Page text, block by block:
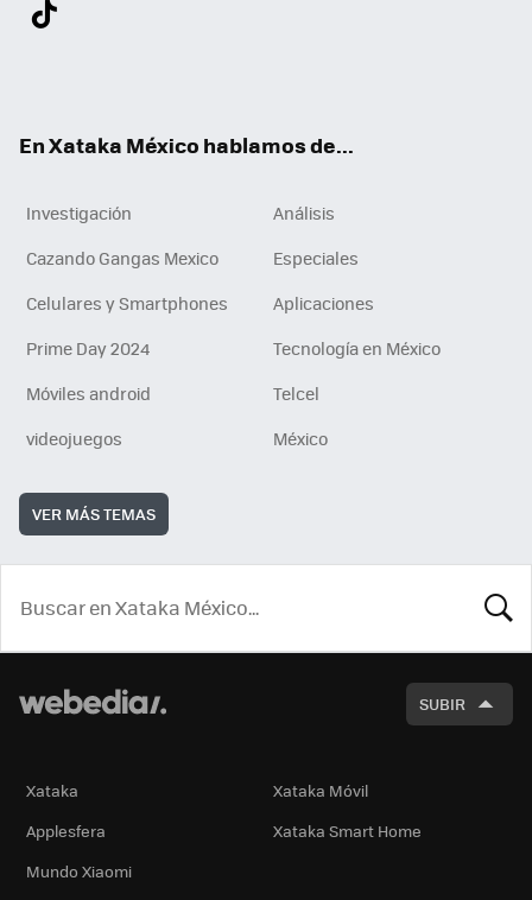
En Xataka México hablamos de...
Investigación
Análisis
Cazando Gangas Mexico
Especiales
Celulares y Smartphones
Aplicaciones
Prime Day 2024
Tecnología en México
Móviles android
Telcel
videojuegos
México
VER MÁS TEMAS
SUBIR
Xataka
Xataka Móvil
Applesfera
Xataka Smart Home
Mundo Xiaomi